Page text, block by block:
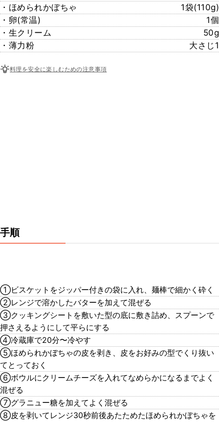
・ほめられかぼちゃ
1袋(110g)
・卵(常温)
1個
・生クリーム
50g
・薄力粉
大さじ1
料理を安全に楽しむための注意事項
手順
①ビスケットをジッパー付きの袋に入れ、麺棒で細かく砕く
②レンジで溶かしたバターを加えて混ぜる
③クッキングシートを敷いた型の底に敷き詰め、スプーンで
押さえるようにして平らにする
④冷蔵庫で20分〜冷やす
⑤ほめられかぼちゃの皮を剥き、皮をお好みの型でくり抜い
てとっておく
⑥ボウルにクリームチーズを入れてなめらかになるまでよく
混ぜる
⑦グラニュー糖を加えてよく混ぜる
⑧皮を剥いてレンジ30秒前後あたためたほめられかぼちゃを